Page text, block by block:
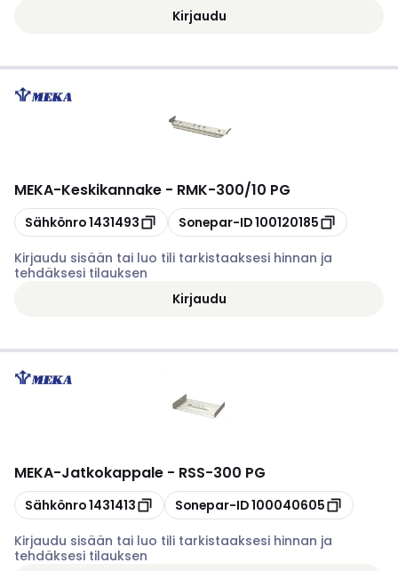
Kirjaudu
MEKA-Keskikannake - RMK-300/10 PG
Kopioi
Sähkönro1431493 Kopioi
Sonepar-ID100120185
Kirjaudu sisään tai luo tili tarkistaaksesi hinnan ja
tehdäksesi tilauksen
Kirjaudu
MEKA-Jatkokappale - RSS-300 PG
Kopioi
Sähkönro1431413 Kopioi
Sonepar-ID100040605
Kirjaudu sisään tai luo tili tarkistaaksesi hinnan ja
tehdäksesi tilauksen